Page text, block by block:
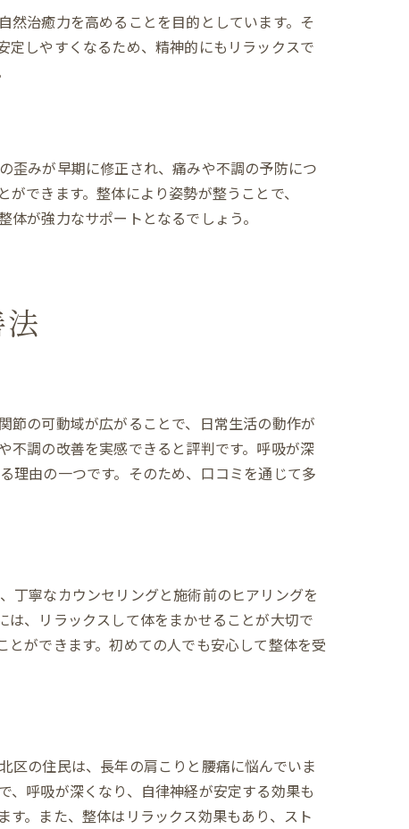
然治癒力を高めることを目的としています。そ
定しやすくなるため、精神的にもリラックスで
歪みが早期に修正され、痛みや不調の予防につ
できます。整体により姿勢が整うことで、
が強力なサポートとなるでしょう。
節の可動域が広がることで、日常生活の動作が
不調の改善を実感できると評判です。呼吸が深
理由の一つです。そのため、口コミを通じて多
丁寧なカウンセリングと施術前のヒアリングを
、リラックスして体をまかせることが大切で
ができます。初めての人でも安心して整体を受
区の住民は、長年の肩こりと腰痛に悩んでいま
、呼吸が深くなり、自律神経が安定する効果も
。また、整体はリラックス効果もあり、スト